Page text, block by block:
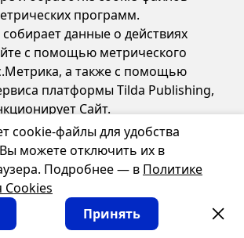
программ.
данные о действиях
с помощью метрического
а также с помощью
платформы Tilda Publishing,
Сайт.
небольшие текстовые файлы,
компьютере Субъекта с целью
активности. Собранная
файлов информация не может
Субъекта, однако может
улучшить работу Сайта,
cookie-файлы для удобства
можете отключить их в
Подробнее — в Политике
Cookies
Принять